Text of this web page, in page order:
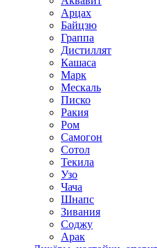
Арцах
Байцзю
Граппа
Дистиллят
Кашаса
Марк
Мескаль
Писко
Ракия
Ром
Самогон
Сотол
Текила
Узо
Чача
Шнапс
Зивания
Соджу
Арак